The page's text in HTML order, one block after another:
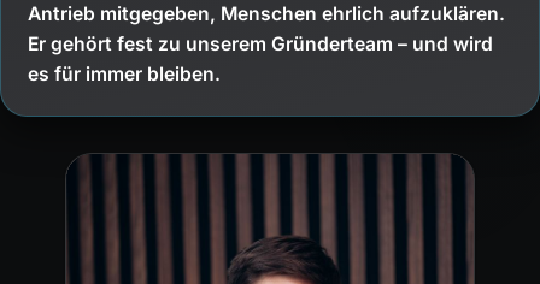
Antrieb mitgegeben, Menschen ehrlich aufzuklären.
Er gehört fest zu unserem Gründerteam – und wird
es für immer bleiben.